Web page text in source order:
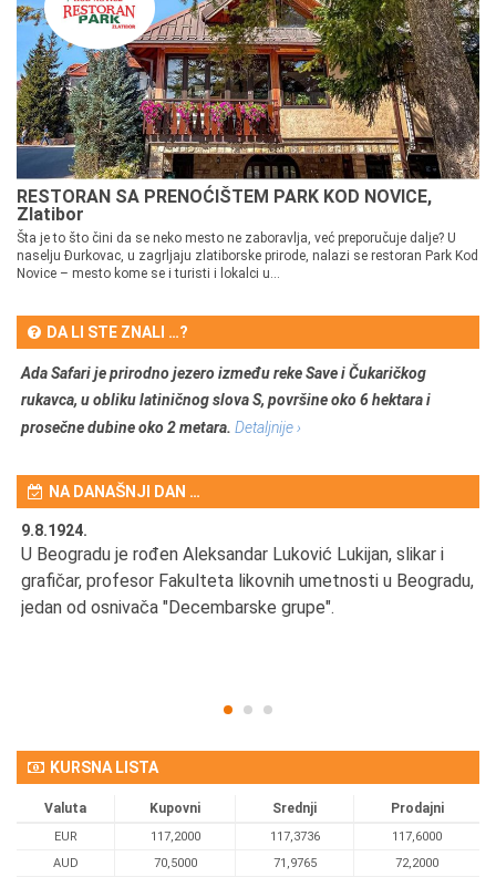
RESTORAN SA PRENOĆIŠTEM PARK KOD NOVICE,
Zlatibor
Šta je to što čini da se neko mesto ne zaboravlja, već preporučuje dalje? U
naselju Đurkovac, u zagrljaju zlatiborske prirode, nalazi se restoran Park Kod
Novice – mesto kome se i turisti i lokalci u...
DA LI STE ZNALI …?
Ada Safari je prirodno jezero između reke Save i Čukaričkog
rukavca, u obliku latiničnog slova S, površine oko 6 hektara i
prosečne dubine oko 2 metara. Detaljnije ›
NA DANAŠNJI DAN …
9.8.1924.
U Beogradu je rođen Aleksandar Luković Lukijan, slikar i
grafičar, profesor Fakulteta likovnih umetnosti u Beogradu,
jedan od osnivača "Decembarske grupe".
KURSNA LISTA
Valuta Kupovni Srednji Prodajni
EUR 117,2000 117,3736
117,6000
AUD
70,5000 71,9765 72,2000